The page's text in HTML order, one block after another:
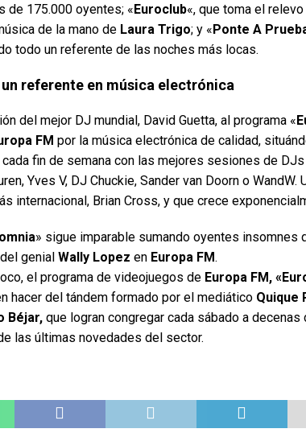
de 175.000 oyentes; «Euroclub«, que toma el
de la mano de Laura Trigo; y «Ponte A
todo un referente de las noches más locas.
un referente en música electrónica
del mejor DJ mundial, David Guetta, al programa «
FM por la música electrónica de calidad,
fin de semana con las mejores sesiones de
Yves V, DJ Chuckie, Sander van Doorn o
internacional, Brian Cross, y que crece
» sigue imparable sumando oyentes insomnes
genial Wally Lopez en Europa FM.
el programa de videojuegos de Europa FM,
hacer del tándem formado por el mediático Quique
Béjar, que logran congregar cada sábado a
las últimas novedades del sector.